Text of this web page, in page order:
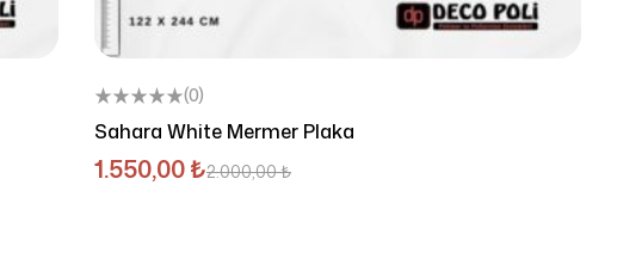
(0)
Sahara White Mermer Plaka
2.000,00₺
1.550,00₺